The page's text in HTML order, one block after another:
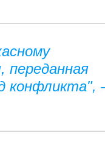
переданная
конфликта",